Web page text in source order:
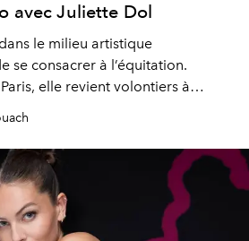
avec Juliette Dol
le milieu artistique
se consacrer à l’équitation.
elle revient volontiers à
de ses amis, elle peaufine ses
suivre tout en écrivant des